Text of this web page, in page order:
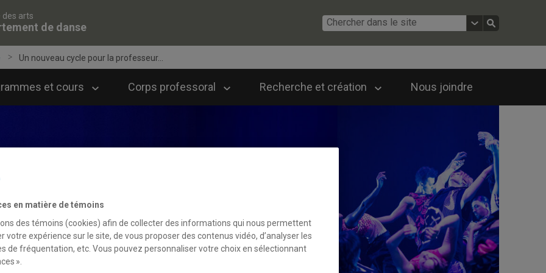
des arts
de danse
Un nouveau cycle pour la professeur...
et cours Corps professoral Recherche et création Nous joindre
en matière de témoins
des témoins (cookies) afin de collecter des informations qui nous permettent
votre expérience sur le site, de vous proposer des contenus vidéo, d’analyser les
de fréquentation, etc. Vous pouvez personnaliser votre choix en sélectionnant
».